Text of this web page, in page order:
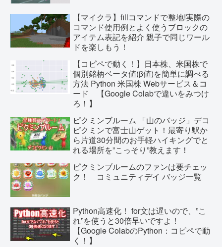
【マイクラ】fillコマンドで整地!実際の
コマンド使用例とよく使うブロックの
アイテム表記を紹介 親子で同じワール
ドを楽しもう！
【コピペで動く！】日本株、米国株で
個別銘柄ベータ値(β値)を簡単に調べる
方法 Python 米国株 Webサービス＆コ
ード 【Google Colabで違いをみつけ
ろ！】
ピクミンブルーム 「山のバッジ」デコ
ピクミンで富士山ゲット！最寄り駅か
ら片道30分間のお手軽ハイキングでと
れる場所を”こっそり”教えます！
ピクミンブルームのファンは要チェッ
ク！ コミュニティデイ バッジ一覧
Python高速化！ for文は遅いので、”こ
れ”を使うと30倍早いですよ！
【Google ColabのPython：コピペで動
く！】